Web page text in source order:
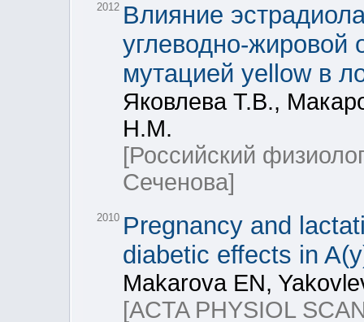
2012 Влияние
углеводно-
мутацией yellow в
Яковлева Т.В.,
Н.М.
[Российский
Сеченова]
2010 Pregnancy and
diabetic effects in
Makarova EN,
[ACTA PHYSIOL